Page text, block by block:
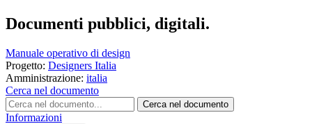
Documenti pubblici, digitali.
Manuale operativo di design
Progetto: Designers Italia
Amministrazione: italia
Cerca nel documento
Cerca nel documento
Informazioni